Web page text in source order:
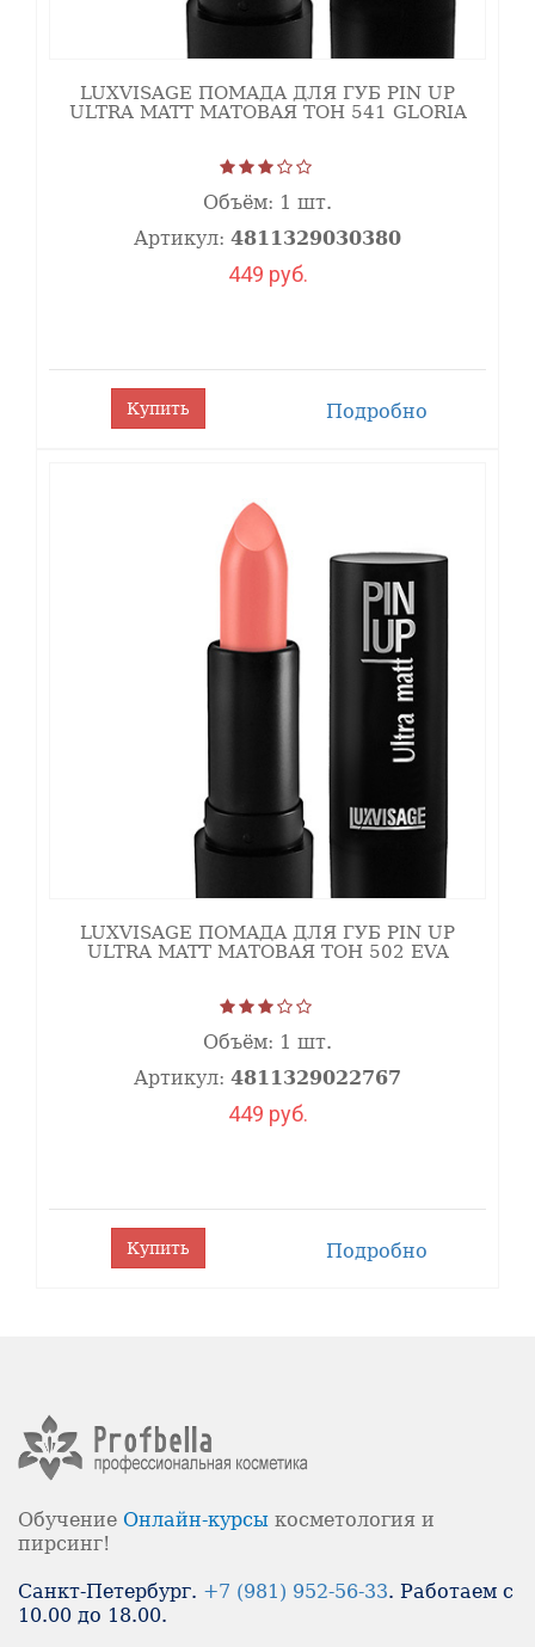
LUXVISAGE ПОМАДА ДЛЯ ГУБ PIN UP
ULTRA MATT МАТОВАЯ ТОН 541 GLORIA
Объём: 1 шт.
Артикул: 4811329030380
449 руб.
Купить Подробно
LUXVISAGE ПОМАДА ДЛЯ ГУБ PIN UP
ULTRA MATT МАТОВАЯ ТОН 502 EVA
Объём: 1 шт.
Артикул: 4811329022767
449 руб.
Купить Подробно
Обучение Онлайн-курсы косметология и
пирсинг!
Санкт-Петербург. +7 (981) 952-56-33. Работаем с
10.00 до 18.00.